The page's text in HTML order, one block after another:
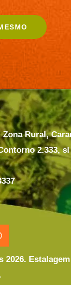
Rural,
2.333, sl
Estalagem
.